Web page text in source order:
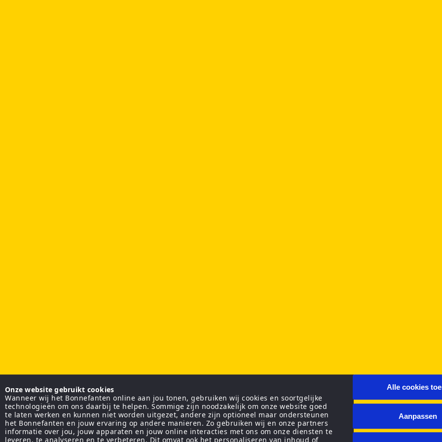
Onze website gebruikt cookies
Wanneer wij het Bonnefanten online aan jou tonen, gebruiken wij cookies en soortgelijke
technologieën om ons daarbij te helpen. Sommige zijn noodzakelijk om onze website goed
te laten werken en kunnen niet worden uitgezet, andere zijn optioneel maar ondersteunen
het Bonnefanten en jouw ervaring op andere manieren. Zo gebruiken wij en onze partners
informatie over jou, jouw apparaten en jouw online interacties met ons om onze diensten te
leveren, te analyseren en te verbeteren. Dit omvat ook het personaliseren van inhoud of
Alle cookies
Aanpassen